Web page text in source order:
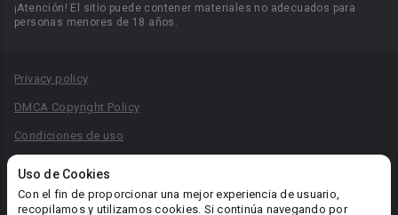
Uso de Cookies
Con el fin de proporcionar una mejor experiencia de usuario,
recopilamos y utilizamos cookies. Si continúa navegando por
¡Atención! El sitio puede contener materiales no adecuados para
personas menores de 18 años.
Privacy policy
DMCA Copyright Policy
Condiciones de uso
Reglas para la publicación de libros